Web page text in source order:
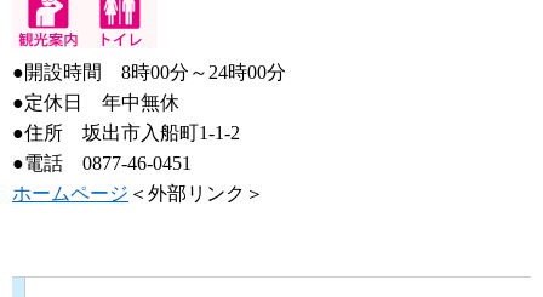
●開設時間 8時00分～24時00分
●定休日 年中無休
●住所 坂出市入船町1-1-2
●電話 0877-46-0451
ホームページ ＜外部リンク＞